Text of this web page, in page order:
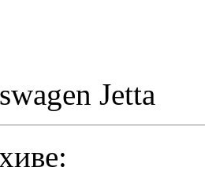
Jetta